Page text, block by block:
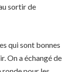
sortir de
qui sont bonnes
On a échangé de